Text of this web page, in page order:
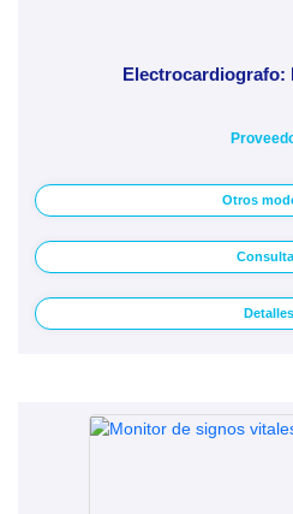
Electrocardiografo:
Otros
Detalles